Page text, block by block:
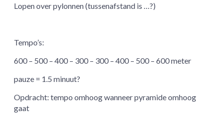
Lopen over pylonnen (tussenafstand is …?)
Tempo’s:
600 – 500 – 400 – 300 – 300 – 400 – 500 – 600 meter
pauze = 1.5 minuut?
Opdracht: tempo omhoog wanneer pyramide omhoog
gaat